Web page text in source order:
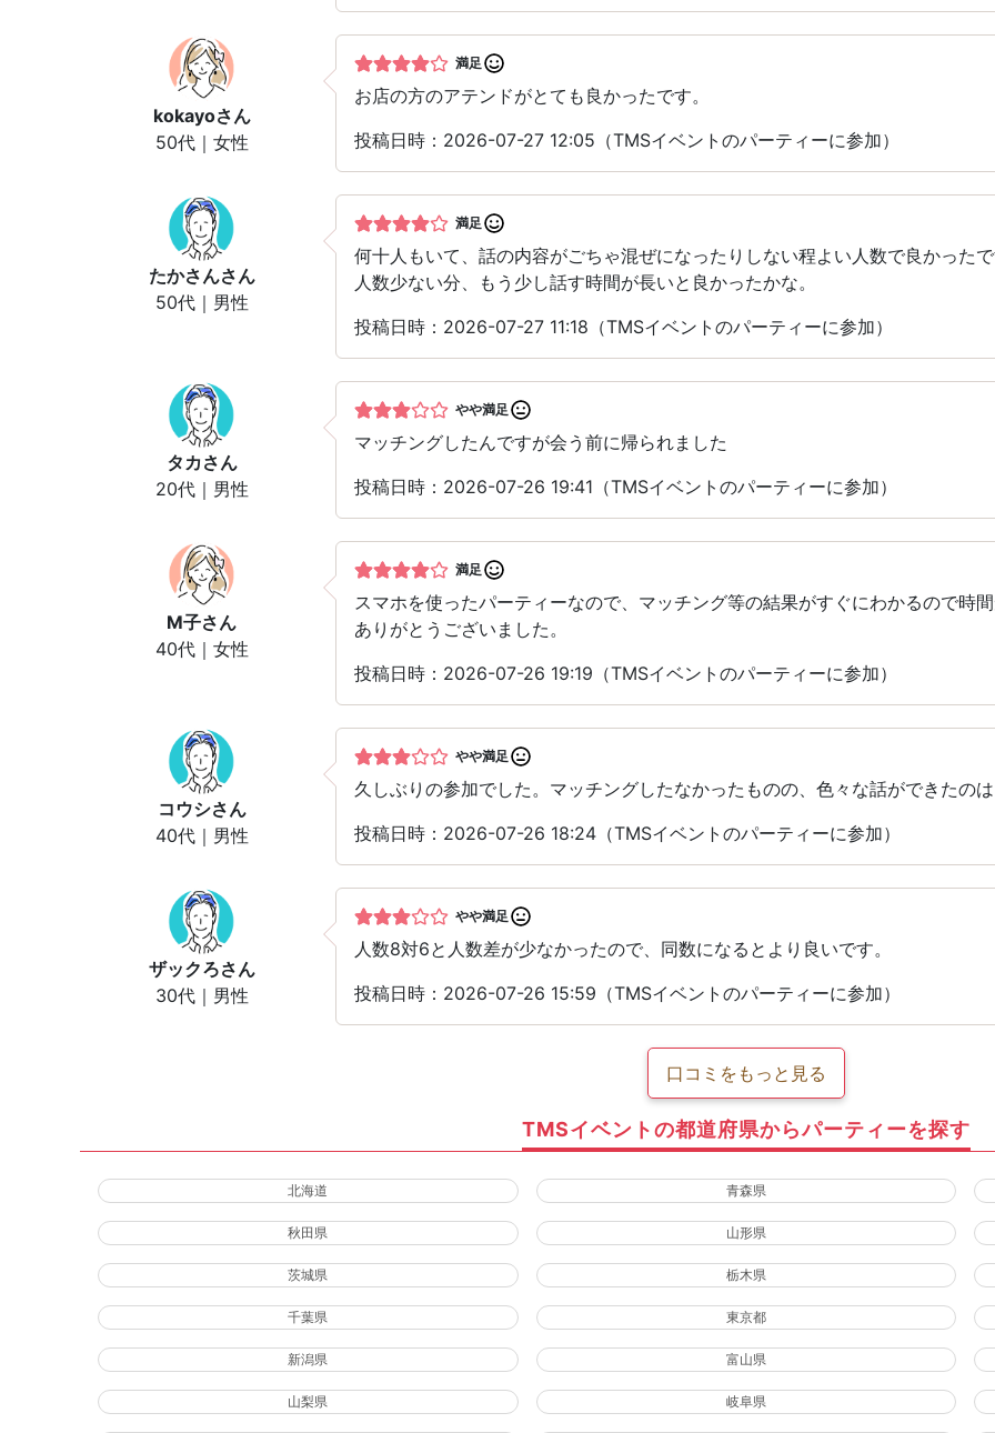
kokayoさん
50代｜女性
満足
お店の方のアテンドがとても良かったです。
投稿日時：2026-07-27 12:05（TMSイベントのパーティーに参加）
たかさんさん
50代｜男性
満足
何十人もいて、話の内容がごちゃ混ぜになったりしない程よい人数で良かった
人数少ない分、もう少し話す時間が長いと良かったかな。
投稿日時：2026-07-27 11:18（TMSイベントのパーティーに参加）
タカ さん
20代｜男性
やや満足
マッチングしたんですが会う前に帰られました
投稿日時：2026-07-26 19:41（TMSイベントのパーティーに参加）
M子さん
40代｜女性
満足
スマホを使ったパーティーなので、マッチング等の結果がすぐにわかるので
ありがとうございました。
投稿日時：2026-07-26 19:19（TMSイベントのパーティーに参加）
コウシさん
40代｜男性
やや満足
久しぶりの参加でした。マッチングしたなかったものの、色々な話ができたの
投稿日時：2026-07-26 18:24（TMSイベントのパーティーに参加）
ザックろさん
30代｜男性
やや満足
人数8対6と人数差が少なかったので、同数になるとより良いです。
投稿日時：2026-07-26 15:59（TMSイベントのパーティーに参加）
口コミをもっと見る
TMSイベントの都道府県からパーティーを探す
北海道 青森県
秋田県 山形県
茨城県 栃木県
千葉県 東京都
新潟県 富山県
山梨県 岐阜県